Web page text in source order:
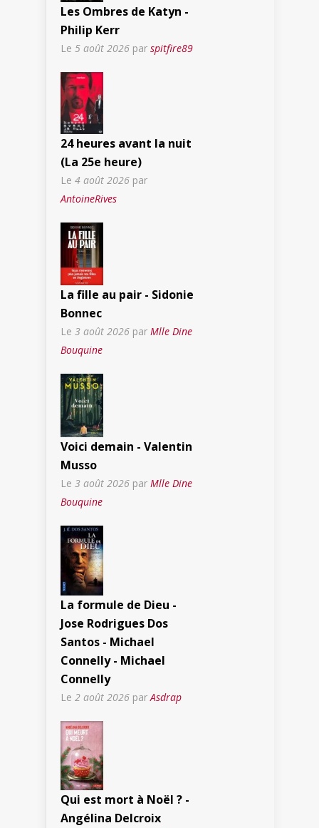
Les Ombres de Katyn -
Philip Kerr
Le 5 août 2026 par spitfire89
24 heures avant la nuit
(La 25e heure)
Le 4 août 2026 par
AntoineRives
La fille au pair - Sidonie
Bonnec
Le 3 août 2026 par Mlle Dine
Bouquine
Voici demain - Valentin
Musso
Le 3 août 2026 par Mlle Dine
Bouquine
La formule de Dieu -
Jose Rodrigues Dos
Santos - Michael
Connelly - Michael
Connelly
Le 2 août 2026 parAsdrap
Qui est mort à Noël ? -
Angélina Delcroix